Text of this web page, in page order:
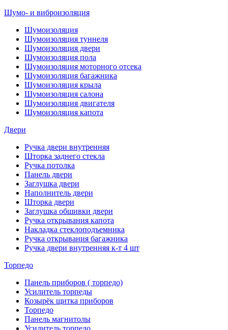
Шумо- и виброизоляция
Шумоизоляция
Шумоизоляция туннеля
Шумоизоляция двери
Шумоизоляция пола
Шумоизоляция моторного отсека
Шумоизоляция багажника
Шумоизоляция крыла
Шумоизоляция салона
Шумоизоляция двигателя
Шумоизоляция капота
Двери
Ручка двери внутренняя
Шторка заднего стекла
Ручка потолка
Панель двери
Заглушка двери
Наполнитель двери
Шторка двери
Заглушка обшивки двери
Ручка открывания капота
Накладка стеклоподъемника
Ручка открывания багажника
Ручка двери внутренняя к-т 4 шт
Торпедо
Панель приборов ( торпедо)
Усилитель торпеды
Козырёк щитка приборов
Торпедо
Панель магнитолы
Усилитель торпедо